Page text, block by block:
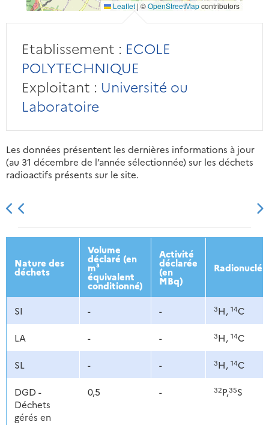
Leaflet | ©OpenStreetMapcontributors
Etablissement : ECOLE
POLYTECHNIQUE
Exploitant : Université ou
Laboratoire
Les données présentent les dernières informations à jour
(au 31 décembre de l’année sélectionnée) sur les déchets
radioactifs présents sur le site.
2013 2014 2015 2016
Nature des
déchets
Volume
déclaré (en
m³
équivalent
conditionné)
Activité
déclarée
(en
MBq)
SI - - 3H, 14C
LA - - 3H, 14C
SL - - 3H, 14C
DGD -
Déchets
gérés en
0,5 - 32P,35S